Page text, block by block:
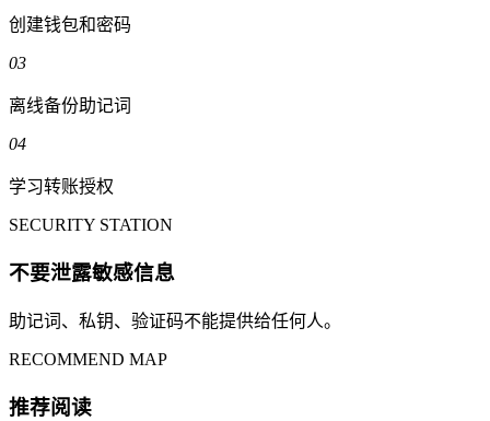
创建钱包和密码
03
离线备份助记词
04
学习转账授权
SECURITY STATION
不要泄露敏感信息
助记词、私钥、验证码不能提供给任何人。
RECOMMEND MAP
推荐阅读